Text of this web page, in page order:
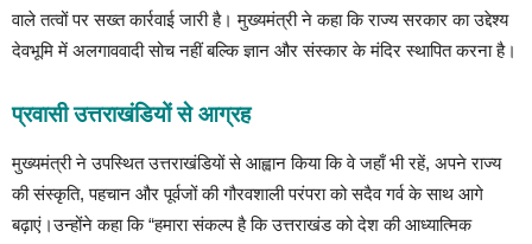
वाले तत्वों पर सख्त कार्रवाई जारी है। मुख्यमंत्री ने कहा कि राज्य सरकार का उद्देश्य
देवभूमि में अलगाववादी सोच नहीं बल्कि ज्ञान और संस्कार के मंदिर स्थापित करना है।
प्रवासी उत्तराखंडियों से आग्रह
मुख्यमंत्री ने उपस्थित उत्तराखंडियों से आह्वान किया कि वे जहाँ भी रहें, अपने राज्य
की संस्कृति, पहचान और पूर्वजों की गौरवशाली परंपरा को सदैव गर्व के साथ आगे
बढ़ाएं।उन्होंने कहा कि “हमारा संकल्प है कि उत्तराखंड को देश की आध्यात्मिक